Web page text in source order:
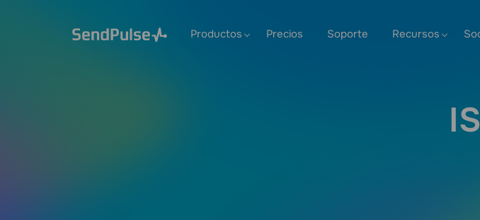
Productos Precios Soporte Recursos